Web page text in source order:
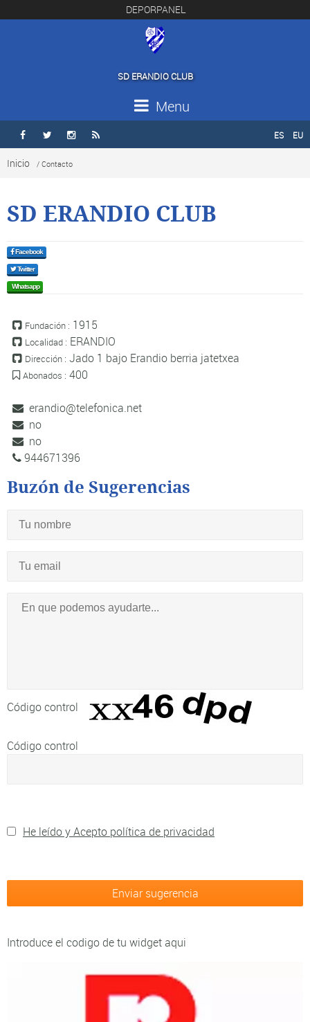
DEPORPANEL
SD ERANDIO CLUB
Menu
    ES EU
Inicio / Contacto
SD ERANDIO CLUB
Facebook
Twitter
Whatsapp
Fundación : 1915
Localidad : ERANDIO
Dirección : Jado 1 bajo Erandio berria jatetxea
Abonados : 400
erandio@telefonica.net
no
no
944671396
Buzón de Sugerencias
Código control
Código control
He leído y Acepto política de privacidad
Introduce el codigo de tu widget aqui